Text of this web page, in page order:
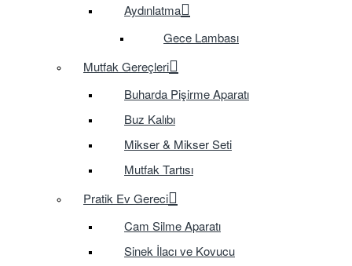
Aydınlatma
Gece Lambası
Mutfak Gereçleri
Buharda Pişirme Aparatı
Buz Kalıbı
Mikser & Mikser Seti
Mutfak Tartısı
Pratik Ev Gereci
Cam Silme Aparatı
Sinek İlacı ve Kovucu